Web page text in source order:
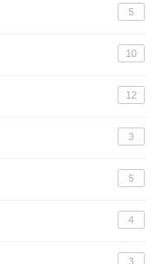
5
10
12
3
5
4
3